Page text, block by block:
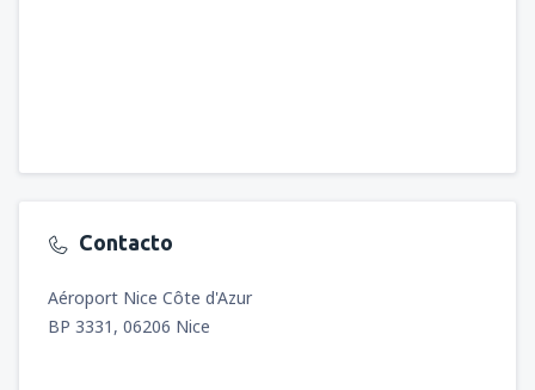
Contacto
Aéroport Nice Côte d'Azur
BP 3331, 06206 Nice